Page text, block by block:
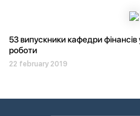
53 випускники кафедри
роботи
22 february 2019